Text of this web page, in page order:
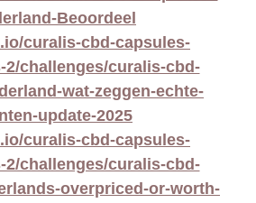
Beoordeel
curalis-cbd-capsules-
2/challenges/curalis-cbd-
wat-zeggen-echte-
update-2025
curalis-cbd-capsules-
2/challenges/curalis-cbd-
overpriced-or-worth-